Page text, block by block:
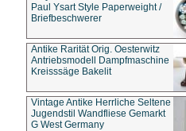
Paul Ysart Style Paperweight /
Briefbeschwerer
Antike Rarität Orig. Oesterwitz
Antriebsmodell Dampfmaschine
Kreisssäge Bakelit
Vintage Antike Herrliche Seltene
Jugendstil Wandfliese Gemarkt
G West Germany